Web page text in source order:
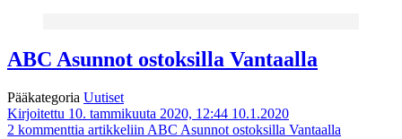
ABC Asunnot ostoksilla Vantaalla
Pääkategoria Uutiset
Kirjoitettu 10. tammikuuta 2020, 12:44 10.1.2020
2 kommenttia artikkeliin ABC Asunnot ostoksilla Vantaalla